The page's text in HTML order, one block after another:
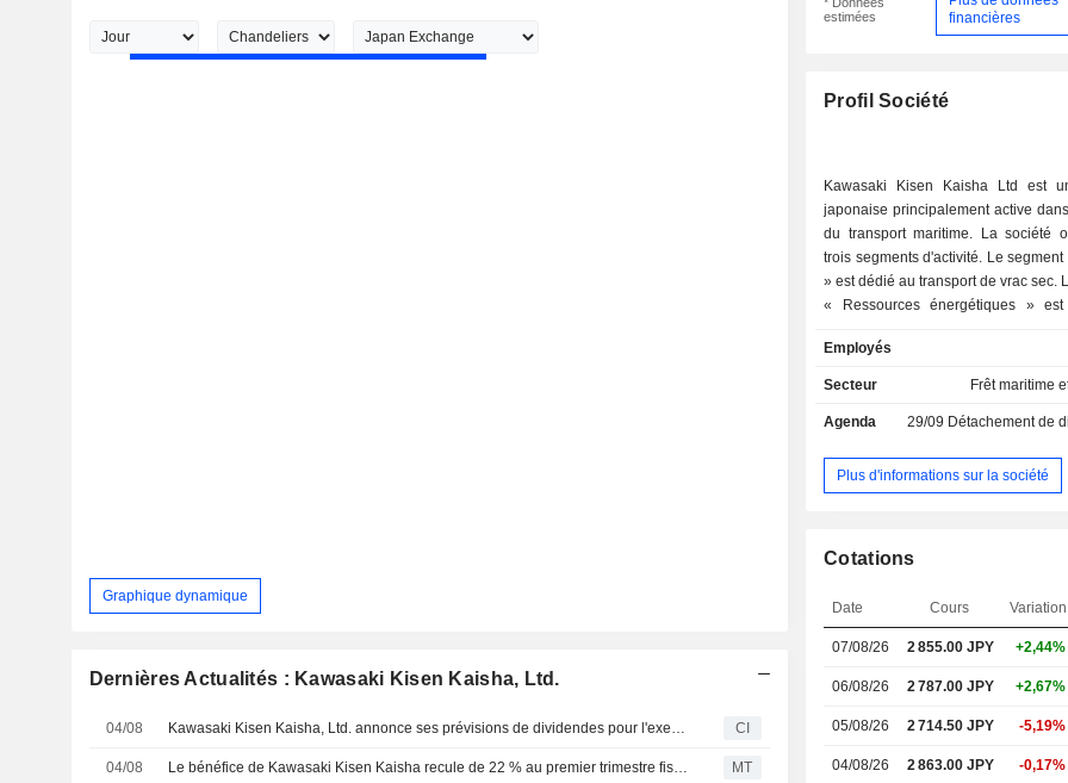
Graphique dynamique
Dernières Actualités : Kawasaki Kisen Kaisha, Ltd.
04/08 Kawasaki Kisen Kaisha, Ltd. annonce ses prévisions de dividendes pour l'exercice clos le 31 mars 2027 CI
04/08 Le bénéfice de Kawasaki Kisen Kaisha recule de 22 % au premier trimestre fiscal MT
estimées
financières
Profil Société
Kawasaki Kisen Kaisha Ltd est
japonaise principalement active
du transport maritime. La société
trois segments d'activité. Le segment
» est dédié au transport de vrac sec.
« Ressources énergétiques »
au transport de pétrole et aux
Le segment Logistique des produits
transport maritime de proximité et
exerce également des activités de
navires, d'agence de voyages,
Employés
Secteur Frêt maritime
Agenda 29/09 Détachement de
Plus d'informations sur la société
Cotations
Date Cours Variation
07/08/26 2 855.00 JPY +2,44%
06/08/26 2 787.00 JPY +2,67%
05/08/26 2 714.50 JPY -5,19%
04/08/26 2 863.00 JPY -0,17%